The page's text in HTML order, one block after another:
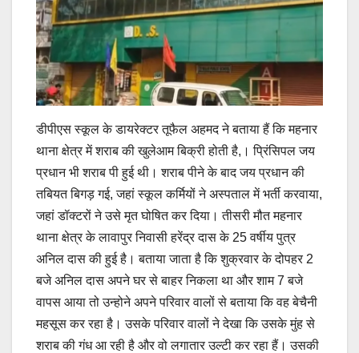
डीपीएस स्कूल के डायरेक्टर तूफैल अहमद ने बताया हैं कि महनार
थाना क्षेत्र में शराब की खुलेआम बिक्री होती है,। प्रिंसिपल जय
प्रधान भी शराब पी हुई थी। शराब पीने के बाद जय प्रधान की
तबियत बिगड़ गई, जहां स्कूल कर्मियों ने अस्पताल में भर्ती करवाया,
जहां डॉक्टरों ने उसे मृत घोषित कर दिया। तीसरी मौत महनार
थाना क्षेत्र के लावापुर निवासी हरेंद्र दास के 25 वर्षीय पुत्र
अनिल दास की हुई है। बताया जाता है कि शुक्रवार के दोपहर 2
बजे अनिल दास अपने घर से बाहर निकला था और शाम 7 बजे
वापस आया तो उन्होने अपने परिवार वालों से बताया कि वह बेचैनी
महसूस कर रहा है। उसके परिवार वालों ने देखा कि उसके मुंह से
शराब की गंध आ रही है और वो लगातार उल्टी कर रहा हैं। उसकी